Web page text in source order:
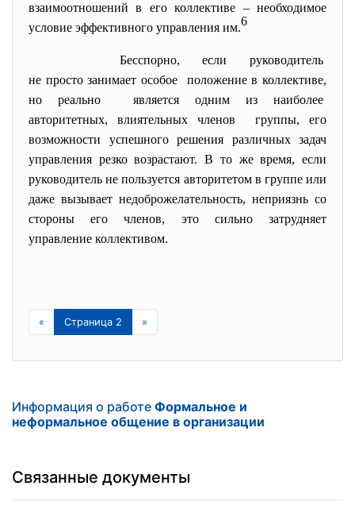
взаимоотношений в его коллективе – необходимое
условие эффективного управления им.6
Бесспорно, если руководитель
не просто занимает особое положение в коллективе,
но реально является одним из наиболее
авторитетных, влиятельных членов группы, его
возможности успешного решения различных задач
управления резко возрастают. В то же время, если
руководитель не пользуется авторитетом в группе или
даже вызывает недоброжелательность, неприязнь со
стороны его членов, это сильно затрудняет
управление коллективом.
« Страница 2 »
Информация о работе Формальное и
неформальное общение в организации
Связанные документы